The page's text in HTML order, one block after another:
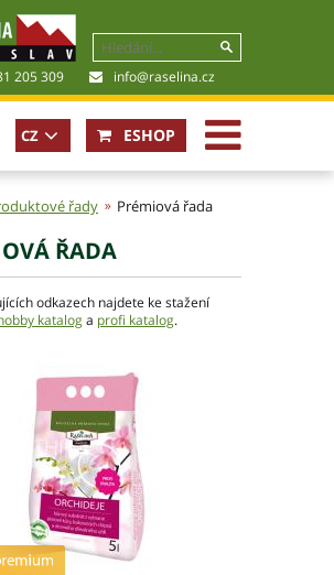
205 309 info@raselina.cz
údajů – GDPR
CZ
EN
ESHOP
řady Prémiová řada
ŘADA
odkazech najdete ke stažení
kataloga profi katalog.